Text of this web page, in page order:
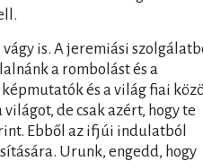
is. A jeremiási
a rombolást és a
és a világ fiai
de csak azért, hogy te
Ebből az ifjúi indulatból
Urunk, engedd, hogy